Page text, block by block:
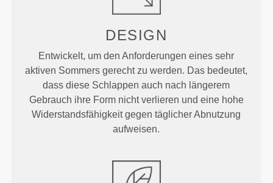
DESIGN
Entwickelt, um den Anforderungen eines sehr
aktiven Sommers gerecht zu werden. Das bedeutet,
dass diese Schlappen auch nach längerem
Gebrauch ihre Form nicht verlieren und eine hohe
Widerstandsfähigkeit gegen täglicher Abnutzung
aufweisen.